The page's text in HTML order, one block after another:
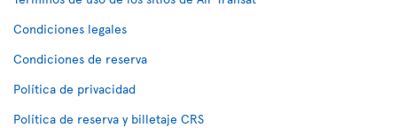
Condiciones legales
Condiciones de reserva
Política de privacidad
Política de reserva y billetaje CRS